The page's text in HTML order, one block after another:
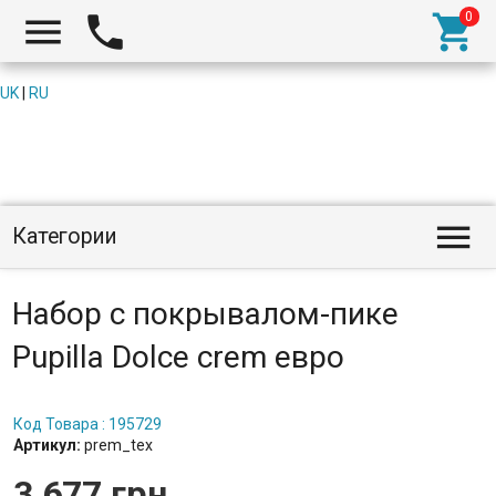
  
UK RU
Категории 
Набор с покрывалом-пике
Pupilla Dolce crem евро
Код Товара : 195729
Артикул: prem_tex